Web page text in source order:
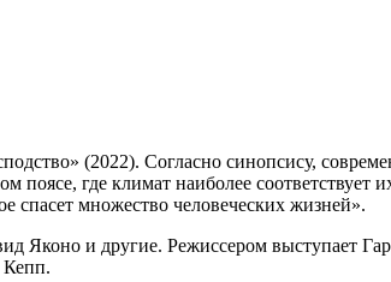
(2022). Согласно синопсису,
где климат наиболее соответствует
спасет множество человеческих жизней».
и другие. Режиссером выступает
Кепп.